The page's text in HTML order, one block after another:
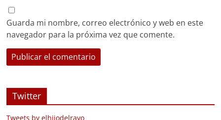
Guarda mi nombre, correo electrónico y web en este
navegador para la próxima vez que comente.
Twitter
Tweets by elhijodelrayo